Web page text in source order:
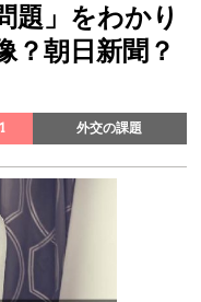
題」をわかり
朝日新聞？
外交の課題